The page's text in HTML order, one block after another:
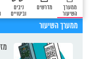
ממערך
השיעור
מדרשים
ניבים
וביטויים
ממערך השיעור